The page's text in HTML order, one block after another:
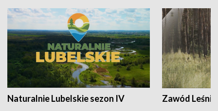
Naturalnie Lubelskie sezon IV Zawód Leśnik